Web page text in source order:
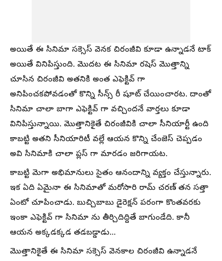
అయితే ఈ సినిమా సక్సెస్ వెనక చిరంజీవి కూడా ఉన్నాడనే టాక్
అయితే వినిపిస్తుంది. మొదట ఈ సినిమా రషెస్ మొత్తాన్ని
చూసిన చిరంజీవి అతనికి అంత ఎఫెక్టివ్ గా
అనిపించకపోవడంతో కొన్ని సీన్స్ రీ షూట్ చేయించారట. దాంతో
సినిమా చాలా బాగా ఎఫెక్టివ్ గా వచ్చిందనే వార్తలు కూడా
వినిపిస్తున్నాయి. మొత్తానికైతే చిరంజీవికి చాలా సీనియార్టీ ఉంది
కాబట్టి అతని సీనియారిటీ వల్లే ఆయన కొన్ని చేంజెస్ చెప్పడం
అవి సినిమాకి చాలా ప్లస్ గా మారడం జరిగాయట.
కాబట్టి మెగా అభిమానులు సైతం ఆనందాన్ని వ్యక్తం చేస్తున్నారు.
ఇక ఏది ఏమైనా ఈ సినిమాతో మరోసారి రామ్ చరణ్ తన సత్తా
ఏంటో చూపించాడు. బుచ్చిబాబు డైరెక్షన్ పరంగా కొంతవరకు
ఇంకా ఎఫెక్టివ్ గా సినిమా ను తీర్చిదిద్దితే బాగుండేది. కానీ
ఆయన అక్కడక్కడ తడబడ్డాడు…
మొత్తానికైతే ఈ సినిమా సక్సెస్ వెనకాల చిరంజీవి ఉన్నాడనే